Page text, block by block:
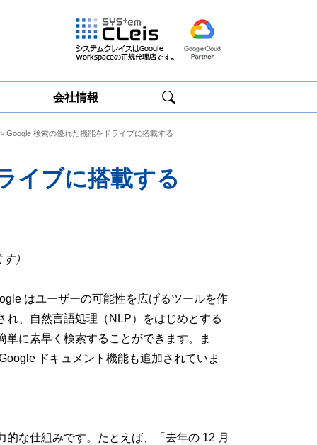
Google
Google
会社情報
> Google 検索の優れた機能をドライブに搭載する
イブに搭載する
）
はユーザーの可能性を広げるツールを作
れ、自然言語処理（NLP）をはじめとする
に素早く検索することができます。ま
ドキュメント機能も追加されていま
な仕組みです。たとえば、「去年の 12 月